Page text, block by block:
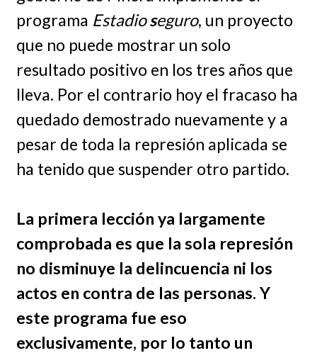
programa Estadioseguro, un proyecto
que no puede mostrar un solo
resultado positivo en los tres años que
lleva. Por el contrario hoy el fracaso ha
quedado demostrado nuevamente y a
pesar de toda la represión aplicada se
ha tenido que suspender otro partido.
La primera lección ya largamente
comprobada es que la sola represión
no disminuye la delincuencia ni los
actos en contra de las personas. Y
este programa fue eso
exclusivamente, por lo tanto un